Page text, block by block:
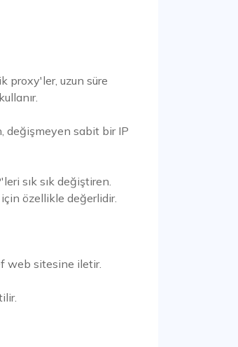
proxy'ler, uzun süre
değişmeyen sabit bir IP
sık sık değiştiren.
özellikle değerlidir.
web sitesine iletir.